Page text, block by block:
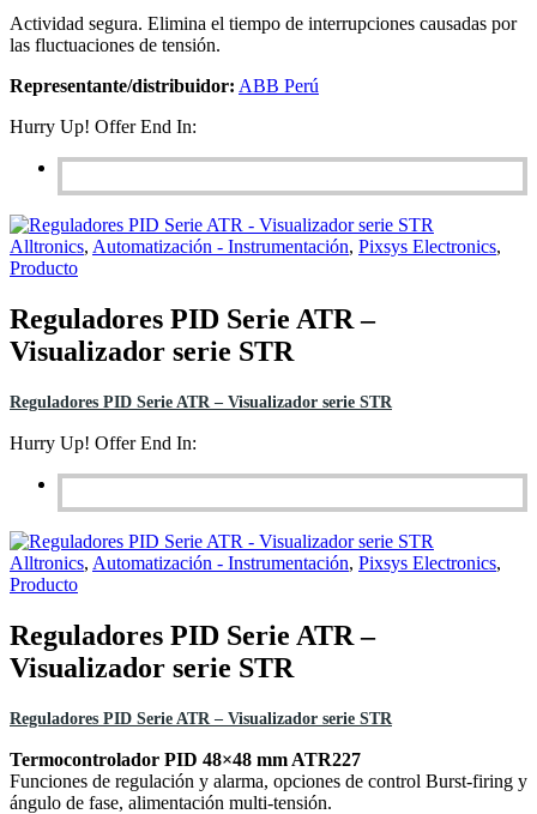
Actividad segura. Elimina el tiempo de interrupciones causadas por
las fluctuaciones de tensión.
Representante/distribuidor: ABB Perú
Hurry Up! Offer End In:
Alltronics, Automatización - Instrumentación, Pixsys Electronics,
Producto
Reguladores PID Serie ATR –
Visualizador serie STR
Reguladores PID Serie ATR – Visualizador serie STR
Hurry Up! Offer End In:
Alltronics, Automatización - Instrumentación, Pixsys Electronics,
Producto
Reguladores PID Serie ATR –
Visualizador serie STR
Reguladores PID Serie ATR – Visualizador serie STR
Termocontrolador PID 48×48 mm ATR227
Funciones de regulación y alarma, opciones de control Burst-firing y
ángulo de fase, alimentación multi-tensión.